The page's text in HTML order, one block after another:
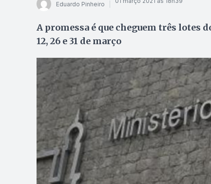
Eduardo Pinheiro
A promessa é que cheguem três lotes
12, 26 e 31 de março